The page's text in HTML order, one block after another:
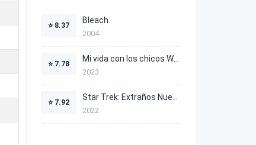
⭐ 8.37
Bleach
2004
⭐ 7.78
2023
⭐ 7.92
2022